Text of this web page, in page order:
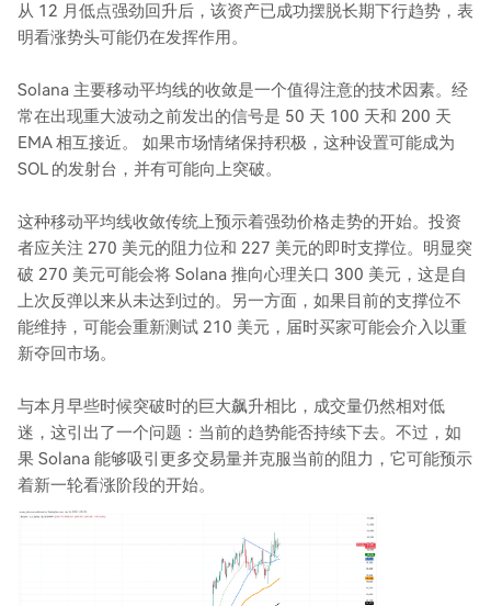
从 12 月低点强劲回升后，该资产已成功摆脱长期下行趋势，表
明看涨势头可能仍在发挥作用。
Solana 主要移动平均线的收敛是一个值得注意的技术因素。经
常在出现重大波动之前发出的信号是 50 天 100 天和 200 天
EMA 相互接近。 如果市场情绪保持积极，这种设置可能成为
SOL 的发射台，并有可能向上突破。
这种移动平均线收敛传统上预示着强劲价格走势的开始。投资
者应关注 270 美元的阻力位和 227 美元的即时支撑位。明显突
破 270 美元可能会将 Solana 推向心理关口 300 美元，这是自
上次反弹以来从未达到过的。另一方面，如果目前的支撑位不
能维持，可能会重新测试 210 美元，届时买家可能会介入以重
新夺回市场。
与本月早些时候突破时的巨大飙升相比，成交量仍然相对低
迷，这引出了一个问题：当前的趋势能否持续下去。不过，如
果 Solana 能够吸引更多交易量并克服当前的阻力，它可能预示
着新一轮看涨阶段的开始。